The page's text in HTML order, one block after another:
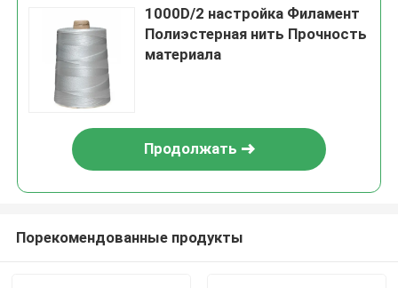
1000D/2 настройка Филамент
Полиэстерная нить Прочность
материала
Продолжать
Порекомендованные продукты